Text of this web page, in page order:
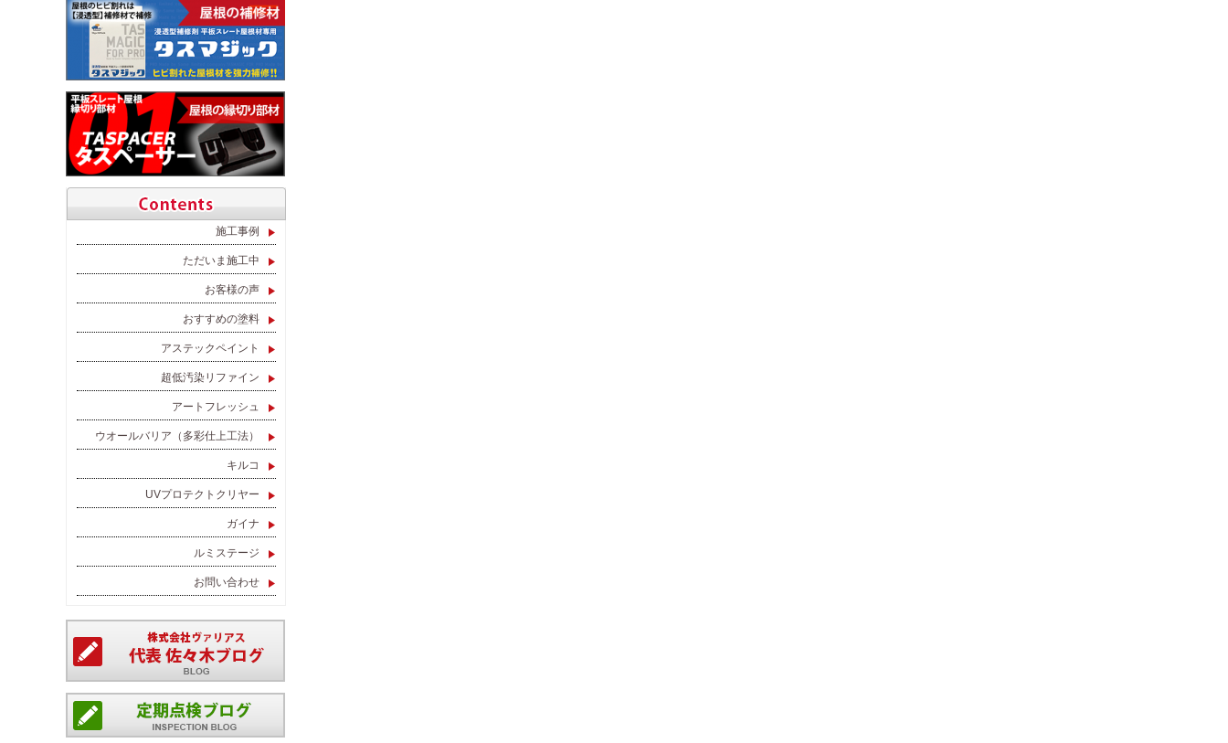
施工事例
ただいま施工中
お客様の声
おすすめの塗料
アステックペイント
超低汚染リファイン
アートフレッシュ
ウオールバリア（多彩仕上工法）
キルコ
UVプロテクトクリヤー
ガイナ
ルミステージ
お問い合わせ